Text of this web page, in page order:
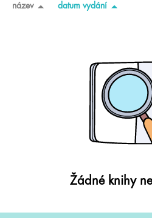
název datum vydání
Žádné knihy